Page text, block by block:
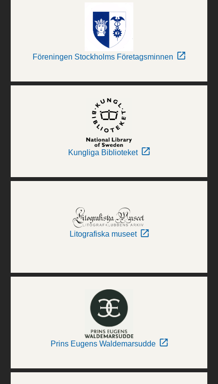
Föreningen Stockholms Företagsminnen
Kungliga Biblioteket
Litografiska museet
Prins Eugens Waldemarsudde